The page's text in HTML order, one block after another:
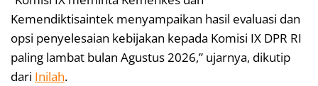
Kemendiktisaintek menyampaikan hasil evaluasi dan
opsi penyelesaian kebijakan kepada Komisi IX DPR RI
paling lambat bulan Agustus 2026,” ujarnya, dikutip
dari Inilah.